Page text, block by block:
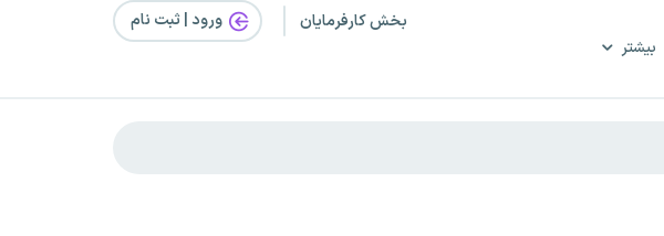
بیشتر
بخش کارفرمایان ورود | ثبت‌ نام